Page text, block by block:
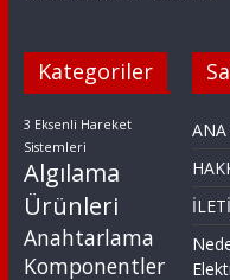
Kategoriler
3 Eksenli Hareket
Sistemleri
Algılama
Ürünleri
Anahtarlama
Komponentler
ANA